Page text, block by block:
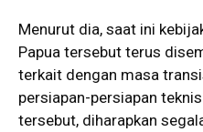
Menurut dia, saat ini
Papua tersebut terus
terkait dengan masa
persiapan-persiapan
tersebut, diharapkan